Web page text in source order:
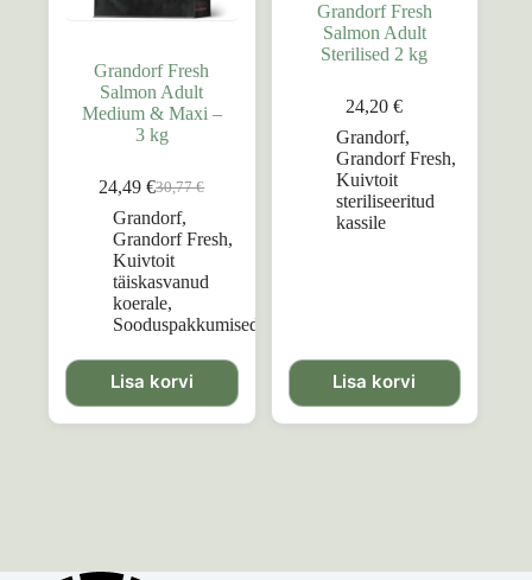
Grandorf Fresh
Salmon Adult
Medium & Maxi –
3 kg
30,77€
Algne
hind
oli:
30,77 €.
24,49€Praegune
hind
on:
24,49 €.
Grandorf,
Grandorf Fresh,
Kuivtoit
täiskasvanud
koerale,
Sooduspakkumised
Lisa korvi
Grandorf Fresh
Salmon Adult
Sterilised 2 kg
24,20€
Grandorf,
Grandorf Fresh,
Kuivtoit
steriliseeritud
kassile
Lisa korvi